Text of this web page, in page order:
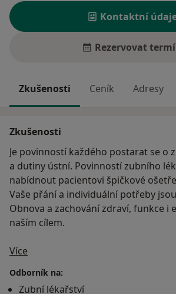
Kontaktní
Rezervovat
Zkušenosti Ceník Adresy
Zkušenosti
Je povinností každého postarat se o
a dutiny ústní. Povinností zubního
nabídnout pacientovi špičkové
Vaše přání a individuální potřeby
Obnova a zachování zdraví, funkce i
naším cílem.
Zubní lékařství jsem si zvolil za svoji
nedávno. Kombinace biologie,
lidmi a umění pokrývá všechno, co
Více
Odborník na:
Zubní lékařství